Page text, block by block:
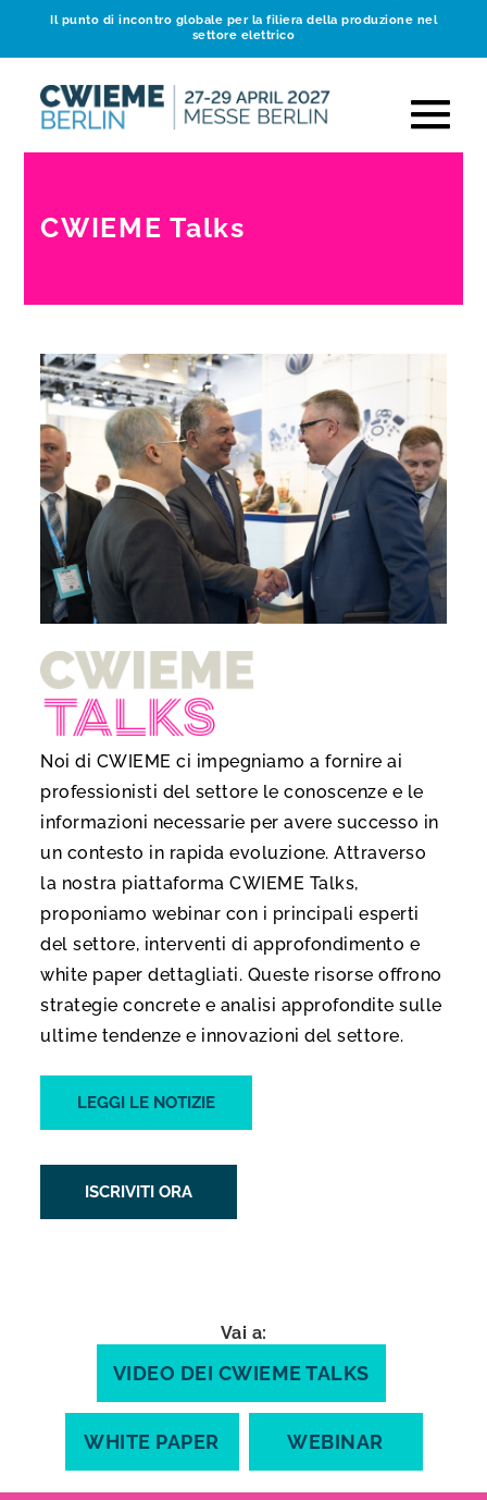
Il punto di incontro globale per la filiera della produzione nel
settore elettrico
CWIEME Talks
Noi di CWIEME ci impegniamo a fornire ai
professionisti del settore le conoscenze e le
informazioni necessarie per avere successo in
un contesto in rapida evoluzione. Attraverso
la nostra piattaforma CWIEME Talks,
proponiamo webinar con i principali esperti
del settore, interventi di approfondimento e
white paper dettagliati. Queste risorse offrono
strategie concrete e analisi approfondite sulle
ultime tendenze e innovazioni del settore.
LEGGI LE NOTIZIE
ISCRIVITI ORA
Vai a:
VIDEO DEI CWIEME TALKS
WHITE PAPER WEBINAR